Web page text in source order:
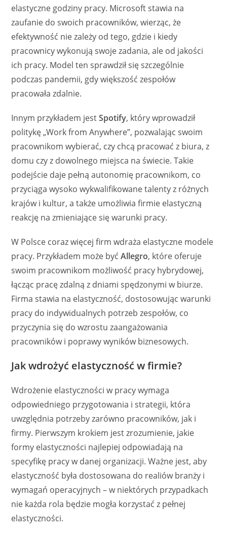
elastyczne godziny pracy. Microsoft stawia na
zaufanie do swoich pracowników, wierząc, że
efektywność nie zależy od tego, gdzie i kiedy
pracownicy wykonują swoje zadania, ale od jakości
ich pracy. Model ten sprawdził się szczególnie
podczas pandemii, gdy większość zespołów
pracowała zdalnie.
Innym przykładem jestSpotify, który wprowadził
politykę „Work from Anywhere”, pozwalając swoim
pracownikom wybierać, czy chcą pracować z biura, z
domu czy z dowolnego miejsca na świecie. Takie
podejście daje pełną autonomię pracownikom, co
przyciąga wysoko wykwalifikowane talenty z różnych
krajów i kultur, a także umożliwia firmie elastyczną
reakcję na zmieniające się warunki pracy.
W Polsce coraz więcej firm wdraża elastyczne modele
pracy. Przykładem może byćAllegro, które oferuje
swoim pracownikom możliwość pracy hybrydowej,
łącząc pracę zdalną z dniami spędzonymi w biurze.
Firma stawia na elastyczność, dostosowując warunki
pracy do indywidualnych potrzeb zespołów, co
przyczynia się do wzrostu zaangażowania
pracowników i poprawy wyników biznesowych.
Jak wdrożyć elastyczność w firmie?
Wdrożenie elastyczności w pracy wymaga
odpowiedniego przygotowania i strategii, która
uwzględnia potrzeby zarówno pracowników, jak i
firmy. Pierwszym krokiem jest zrozumienie, jakie
formy elastyczności najlepiej odpowiadają na
specyfikę pracy w danej organizacji. Ważne jest, aby
elastyczność była dostosowana do realiów branży i
wymagań operacyjnych – w niektórych przypadkach
nie każda rola będzie mogła korzystać z pełnej
elastyczności.